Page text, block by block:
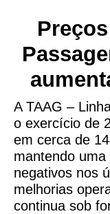
A TAAG –
o exercício de
em cerca de
mantendo
negativos nos
melhorias
continua sob